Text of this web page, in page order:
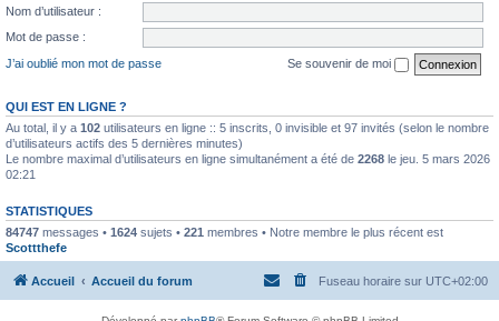
Nom d’utilisateur :
Mot de passe :
J’ai oublié mon mot de passe
Se souvenir de moi
QUI EST EN LIGNE ?
Au total, il y a 102 utilisateurs en ligne :: 5 inscrits, 0 invisible et 97 invités (selon le nombre
d’utilisateurs actifs des 5 dernières minutes)
Le nombre maximal d’utilisateurs en ligne simultanément a été de 2268 le jeu. 5 mars 2026
02:21
STATISTIQUES
84747 messages • 1624 sujets • 221 membres • Notre membre le plus récent est
Scottthefe
Accueil Accueil du forum Fuseau horaire sur UTC+02:00